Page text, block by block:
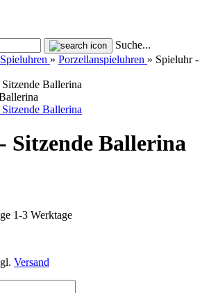
Suche...
» Porzellanspieluhren » Spieluhr -
Sitzende Ballerina
1-3 Werktage
Versand